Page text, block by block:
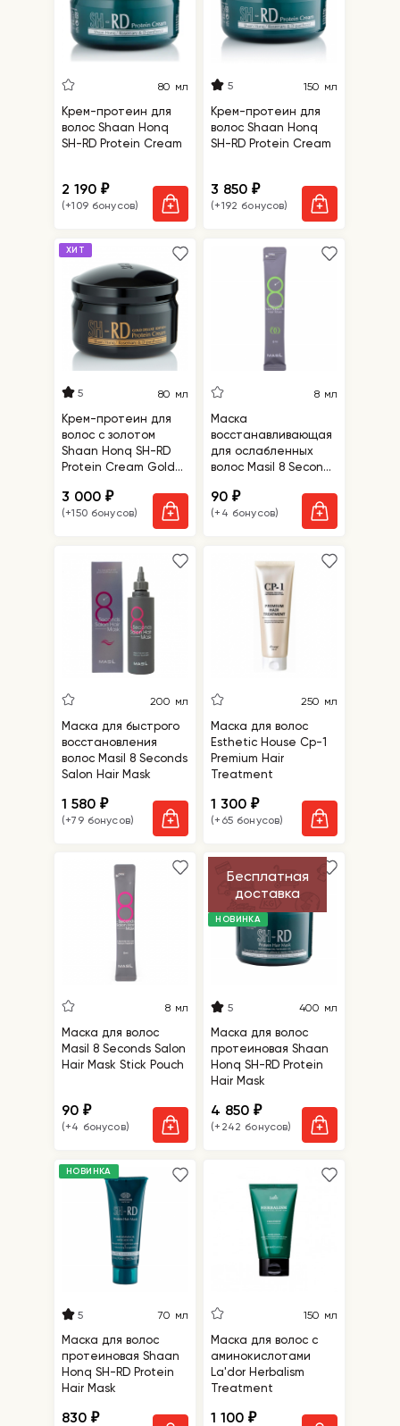
80 мл
Крем-протеин для
волос Shaan Honq
SH-RD Protein Cream
2 190₽
(+109 бонусов)
5 150 мл
Крем-протеин для
волос Shaan Honq
SH-RD Protein Cream
3 850₽
(+192 бонусов)
ХИТ
5 80 мл
Крем-протеин для
волос с золотом
Shaan Honq SH-RD
Protein Cream Gold
3 000₽
(+150 бонусов)
8 мл
Маска
восстанавливающая
для ослабленных
волос Masil 8 Seconds
Mask
90₽
(+4 бонусов)
200 мл
Маска для быстрого
восстановления
волос Masil 8 Seconds
Salon Hair Mask
1 580₽
(+79 бонусов)
250 мл
Маска для волос
Esthetic House Cp-1
Premium Hair
Treatment
1 300₽
(+65 бонусов)
8 мл
Маска для волос
Masil 8 Seconds Salon
Hair Mask Stick Pouch
90₽
(+4 бонусов)
Бесплатная
доставка
НОВИНКА
5 400 мл
Маска для волос
протеиновая Shaan
Honq SH-RD Protein
Hair Mask
4 850₽
(+242 бонусов)
НОВИНКА
5 70 мл
Маска для волос
протеиновая Shaan
Honq SH-RD Protein
Hair Mask
830₽
150 мл
Маска для волос с
аминокислотами
La'dor Herbalism
Treatment
1 100₽